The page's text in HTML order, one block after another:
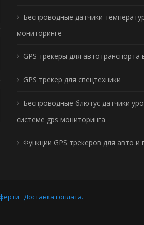
Беспроводные датчики
мониторинге
GPS трекеры для автотранспорта
GPS трекер для спецтехники
Беспроводные блютус датчики
системе gps мониторинга
Функции GPS трекеров для авто и
Доставка і оплата.